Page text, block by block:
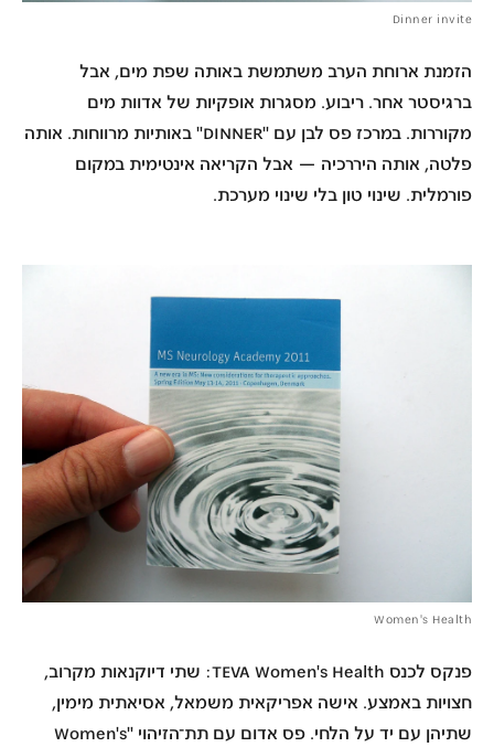
Dinner invite
הזמנת ארוחת הערב משתמשת באותה שפת מים, אבל
ברגיסטר אחר. ריבוע. מסגרות אופקיות של אדוות מים
מקוררות. במרכז פס לבן עם "DINNER" באותיות מרווחות. אותה
פלטה, אותה היררכיה — אבל הקריאה אינטימית במקום
פורמלית. שינוי טון בלי שינוי מערכת.
Women's Health
פנקס לכנס TEVA Women's Health: שתי דיוקנאות מקרוב,
חצויות באמצע. אישה אפריקאית משמאל, אסיאתית מימין,
שתיהן עם יד על הלחי. פס אדום עם תת־הזיהוי "Women's